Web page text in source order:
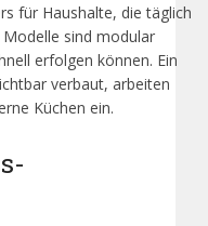
für Haushalte, die täglich
sind modular
erfolgen können. Ein
verbaut, arbeiten
Küchen ein.